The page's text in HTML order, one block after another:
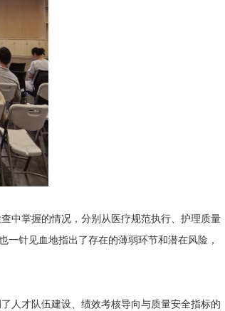
掌握的情况，分别从医疗规范执行、护理质量
针见血地指出了存在的薄弱环节和潜在风险，
才队伍建设、绩效考核导向与质量安全指标的